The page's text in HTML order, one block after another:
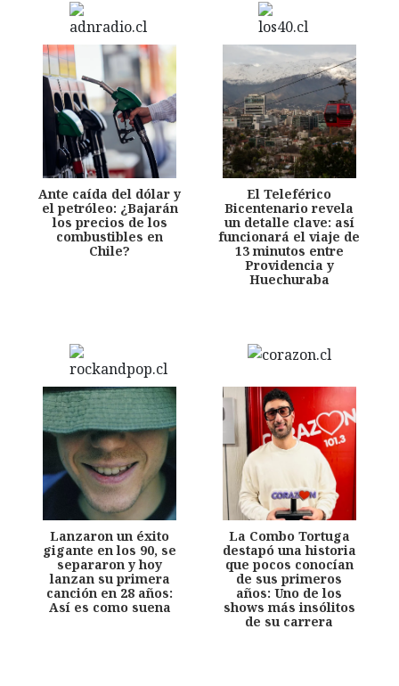
Ante caída del dólar y
el petróleo: ¿Bajarán
los precios de los
combustibles en
Chile?
El Teleférico
Bicentenario revela
un detalle clave: así
funcionará el viaje de
13 minutos entre
Providencia y
Huechuraba
Lanzaron un éxito
gigante en los 90, se
separaron y hoy
lanzan su primera
canción en 28 años:
Así es como suena
La Combo Tortuga
destapó una historia
que pocos conocían
de sus primeros
años: Uno de los
shows más insólitos
de su carrera